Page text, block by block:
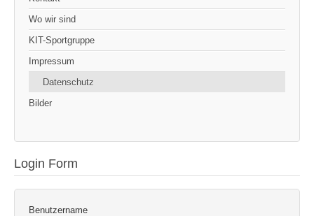
Wo wir sind
KIT-Sportgruppe
Impressum
Datenschutz
Bilder
Login Form
Benutzername